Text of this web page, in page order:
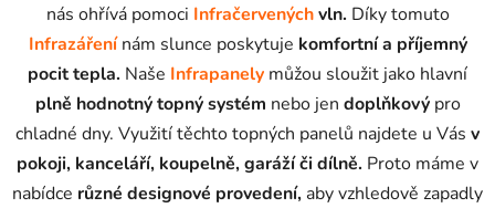
nás ohřívá pomoci Infračervenýchvln. Díky tomuto
Infrazářenínám slunce poskytuje komfortní a příjemný
pocit tepla. Naše Infrapanely můžou sloužit jako hlavní
plně hodnotný topný systém nebo jen doplňkovýpro
chladné dny. Využití těchto topných panelů najdete u Vás v
pokoji, kanceláří, koupelně, garáží či dílně. Proto máme v
nabídce různé designové provedení, aby vzhledově zapadly